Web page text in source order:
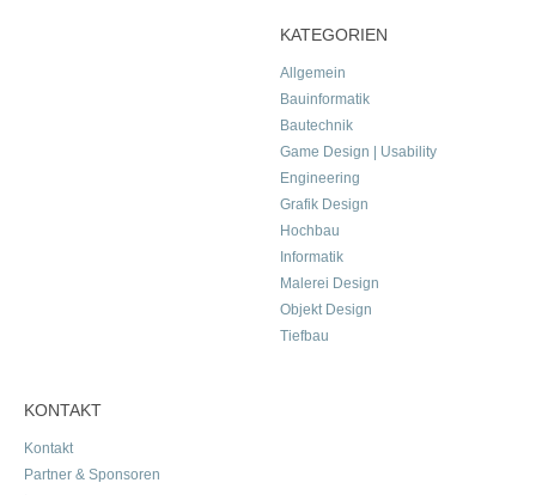
KATEGORIEN
Allgemein
Bauinformatik
Bautechnik
Game Design | Usability
Engineering
Grafik Design
Hochbau
Informatik
Malerei Design
Objekt Design
Tiefbau
KONTAKT
Kontakt
Partner & Sponsoren